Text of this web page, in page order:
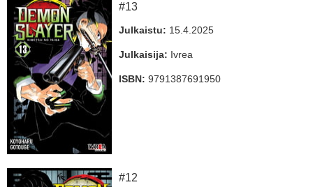
#13
Julkaistu: 15.4.2025
Julkaisija: Ivrea
ISBN: 9791387691950
#12